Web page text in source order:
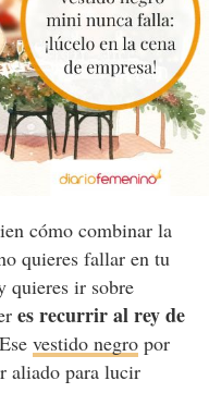
cómo combinar la
quieres fallar en tu
quieres ir sobre
es recurrir al rey de
vestido negropor
aliado para lucir